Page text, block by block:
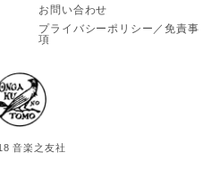
お問い合わせ
プライバシーポリシー／免責事
項
音楽之友社